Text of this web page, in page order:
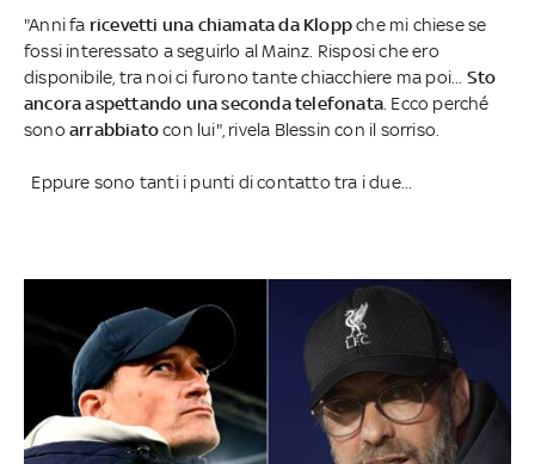
"Anni fa ricevetti una chiamata da Kloppche mi chiese se
fossi interessato a seguirlo al Mainz. Risposi che ero
disponibile, tra noi ci furono tante chiacchiere ma poi... Sto
ancora aspettando una seconda telefonata . Ecco perché
sono arrabbiatocon lui", rivela Blessin con il sorriso.
Eppure sono tanti i punti di contatto tra i due...